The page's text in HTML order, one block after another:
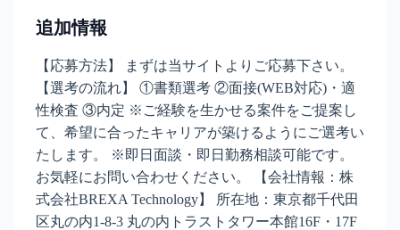
追加情報
【応募方法】 まずは当サイトよりご応募下さい。
【選考の流れ】 ①書類選考 ②面接(WEB対応)・適
性検査 ③内定 ※ご経験を生かせる案件をご提案し
て、希望に合ったキャリアが築けるようにご選考い
たします。 ※即日面談・即日勤務相談可能です。
お気軽にお問い合わせください。 【会社情報：株
式会社BREXA Technology】 所在地：東京都千代田
区丸の内1-8-3 丸の内トラストタワー本館16F・17F